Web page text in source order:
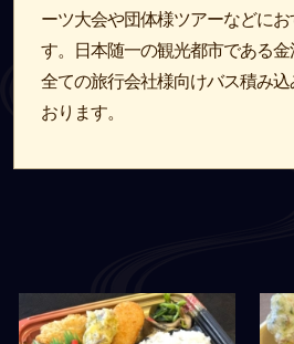
5,000円～
8,000円～
商品で選ぶ
高級弁当
ーツ大会や団体様ツアーなどに
す。日本随一の観光都市である金
全ての旅行会社様向けバス積み
おります。